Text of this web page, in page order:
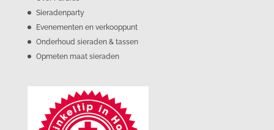
Sieradenparty
Evenementen en verkooppunt
Onderhoud sieraden & tassen
Opmeten maat sieraden